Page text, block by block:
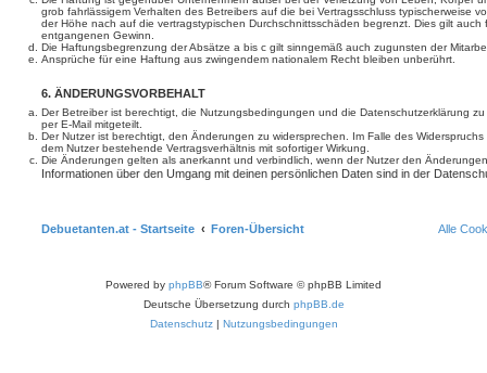
grob fahrlässigem Verhalten des Betreibers auf die bei Vertragsschluss typischerweise
der Höhe nach auf die vertragstypischen Durchschnittsschäden begrenzt. Dies gilt
entgangenen Gewinn.
Die Haftungsbegrenzung der Absätze a bis c gilt sinngemäß auch zugunsten der
Ansprüche für eine Haftung aus zwingendem nationalem Recht bleiben unberührt.
6. ÄNDERUNGSVORBEHALT
Der Betreiber ist berechtigt, die Nutzungsbedingungen und die Datenschutzerklärung
per E-Mail mitgeteilt.
Der Nutzer ist berechtigt, den Änderungen zu widersprechen. Im Falle des
dem Nutzer bestehende Vertragsverhältnis mit sofortiger Wirkung.
Die Änderungen gelten als anerkannt und verbindlich, wenn der Nutzer den
Informationen über den Umgang mit deinen persönlichen Daten sind in der
Debuetanten.at - Startseite Foren-Übersicht Alle
Powered by phpBB® Forum Software © phpBB Limited
Deutsche Übersetzung durch phpBB.de
Datenschutz | Nutzungsbedingungen